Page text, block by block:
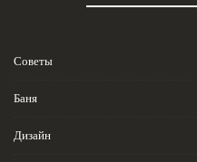
Советы
Баня
Дизайн